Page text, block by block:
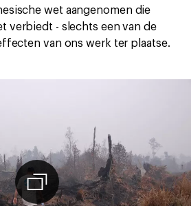
wet aangenomen die
verbiedt - slechts een van de
van ons werk ter plaatse.